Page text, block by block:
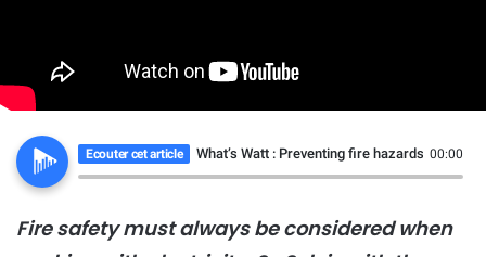
Ecouter cet article What’s Watt : Preventing fire hazards to00:00
Fire safety must always be considered when